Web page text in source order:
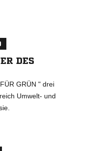
DES
GRÜN " drei
Umwelt- und